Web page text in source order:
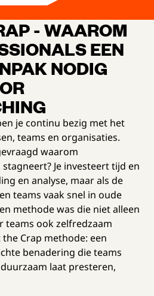
- WAAROM
EEN
NODIG
je continu bezig met het
teams en organisaties.
waarom
Je investeert tijd en
en analyse, maar als de
teams vaak snel in oude
methode was die niet alleen
teams ook zelfredzaam
Crap methode: een
benadering die teams
laat presteren,